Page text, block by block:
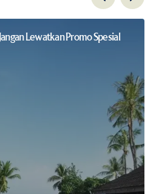
Lewatkan Promo Spesial